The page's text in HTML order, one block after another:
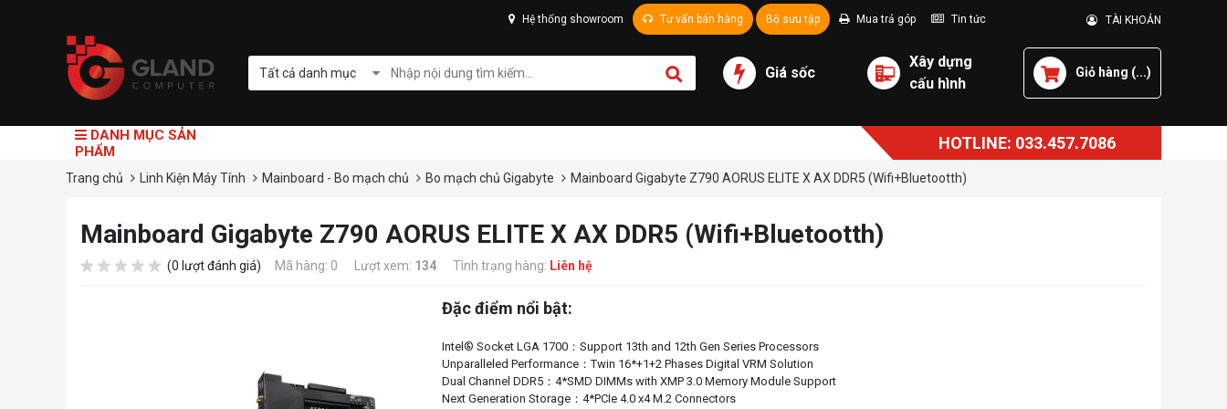
Hệ thống showroom Tư vấn bán hàng Bộ sưu tập Mua trả góp Tin tức TÀI KHOẢN
Tất cả danh mục Giá sốc
Xây dựng
cấu hình
Giỏ hàng (...)
DANH MỤC SẢN
PHẨM
HOTLINE: 033.457.7086
Trang chủ Linh Kiện Máy Tính Mainboard - Bo mạch chủ Bo mạch chủ Gigabyte Mainboard Gigabyte Z790 AORUS ELITE X AX DDR5 (Wifi+Bluetootth)
Mainboard Gigabyte Z790 AORUS ELITE X AX DDR5 (Wifi+Bluetootth)
(0 lượt đánh giá) Mã hàng: 0 Lượt xem: 134 Tình trạng hàng: Liên hệ
Đặc điểm nổi bật:
Intel® Socket LGA 1700：Support 13th and 12th Gen Series Processors
Unparalleled Performance：Twin 16*+1+2 Phases Digital VRM Solution
Dual Channel DDR5：4*SMD DIMMs with XMP 3.0 Memory Module Support
Next Generation Storage：4*PCIe 4.0 x4 M.2 Connectors